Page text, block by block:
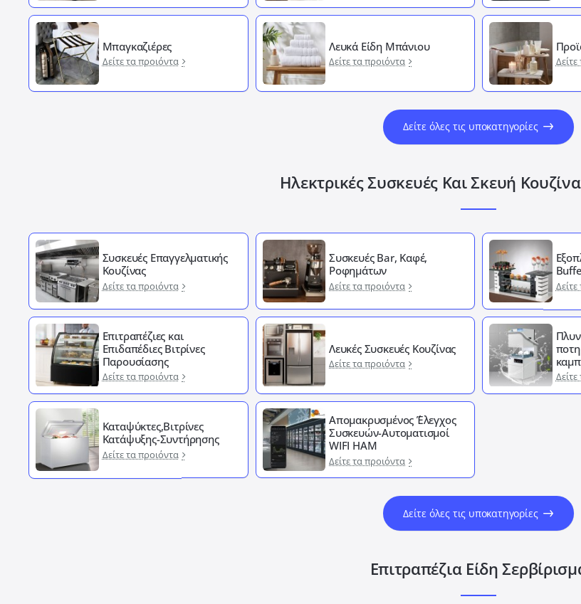
Μπαγκαζιέρες
Δείτε τα προιόντα
Λευκά Είδη Μπάνιου
Δείτε τα προιόντα
Δείτε όλες τις υποκατηγορίες
Ηλεκτρικές Συσκευές Και Σκευή
Συσκευές Επαγγελματικής
Κουζίνας
Δείτε τα προιόντα
Συσκευές Bar, Καφέ,
Ροφημάτων
Δείτε τα προιόντα
Επιτραπέζιες και
Επιδαπέδιες Βιτρίνες
Παρουσίασης
Δείτε τα προιόντα
Λευκές Συσκευές Κουζίνας
Δείτε τα προιόντα
Καταψύκτες,Βιτρίνες
Κατάψυξης-Συντήρησης
Δείτε τα προιόντα
Απομακρυσμένος ΄Έλεγχος
Συσκευών-Αυτοματισμοί
WIFI HAM
Δείτε τα προιόντα
Δείτε όλες τις υποκατηγορίες
Επιτραπέζια Είδη